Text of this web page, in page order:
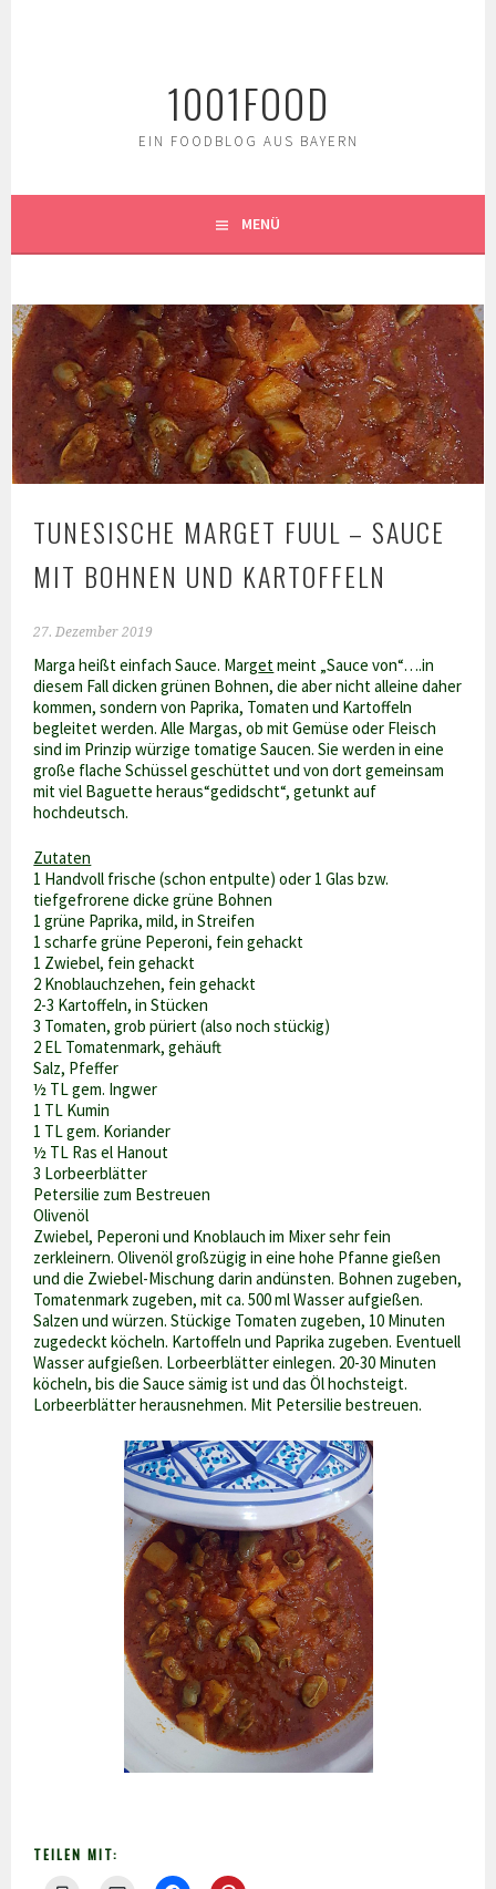
1001FOOD
EIN FOODBLOG AUS BAYERN
MENÜ
TUNESISCHE MARGET FUUL – SAUCE
MIT BOHNEN UND KARTOFFELN
27. Dezember 2019
Marga heißt einfach Sauce. Margetmeint „Sauce von“….in
diesem Fall dicken grünen Bohnen, die aber nicht alleine daher
kommen, sondern von Paprika, Tomaten und Kartoffeln
begleitet werden. Alle Margas, ob mit Gemüse oder Fleisch
sind im Prinzip würzige tomatige Saucen. Sie werden in eine
große flache Schüssel geschüttet und von dort gemeinsam
mit viel Baguette heraus“gedidscht“, getunkt auf
hochdeutsch.
Zutaten
1 Handvoll frische (schon entpulte) oder 1 Glas bzw.
tiefgefrorene dicke grüne Bohnen
1 grüne Paprika, mild, in Streifen
1 scharfe grüne Peperoni, fein gehackt
1 Zwiebel, fein gehackt
2 Knoblauchzehen, fein gehackt
2-3 Kartoffeln, in Stücken
3 Tomaten, grob püriert (also noch stückig)
2 EL Tomatenmark, gehäuft
Salz, Pfeffer
½ TL gem. Ingwer
1 TL Kumin
1 TL gem. Koriander
½ TL Ras el Hanout
3 Lorbeerblätter
Petersilie zum Bestreuen
Olivenöl
Zwiebel, Peperoni und Knoblauch im Mixer sehr fein
zerkleinern. Olivenöl großzügig in eine hohe Pfanne gießen
und die Zwiebel-Mischung darin andünsten. Bohnen zugeben,
Tomatenmark zugeben, mit ca. 500 ml Wasser aufgießen.
Salzen und würzen. Stückige Tomaten zugeben, 10 Minuten
zugedeckt köcheln. Kartoffeln und Paprika zugeben. Eventuell
Wasser aufgießen. Lorbeerblätter einlegen. 20-30 Minuten
köcheln, bis die Sauce sämig ist und das Öl hochsteigt.
Lorbeerblätter herausnehmen. Mit Petersilie bestreuen.
TEILEN MIT: